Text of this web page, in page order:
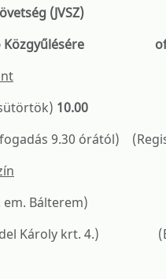
(JVSZ)
10.00
9.30 órától)
em. Bálterem)
Károly krt. 4.)